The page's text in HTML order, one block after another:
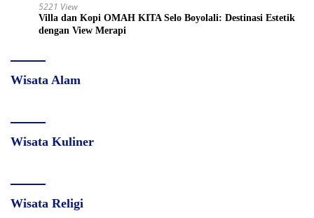
5221 View
Villa dan Kopi OMAH KITA Selo Boyolali: Destinasi Estetik
dengan View Merapi
Wisata Alam
Wisata Kuliner
Wisata Religi